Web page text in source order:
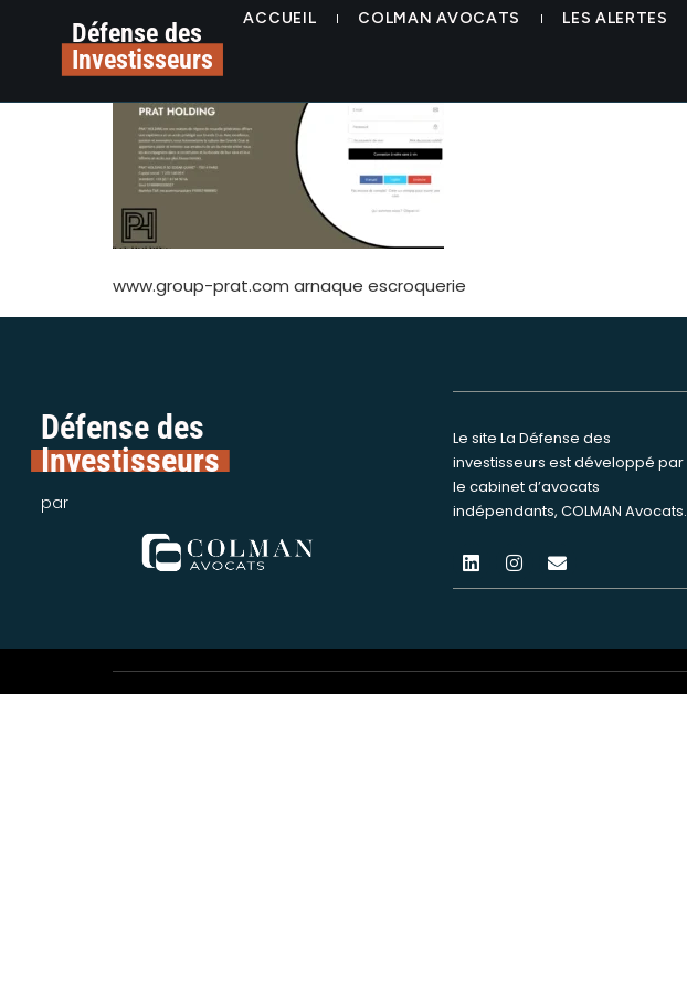
Défense des
Investisseurs
ACCUEIL COLMAN AVOCATS LES ALERTES
www.group-prat.com
www.group-prat.com arnaque escroquerie
Défense des
Investisseurs
par
Le site La Défense des
investisseurs est développé par
le cabinet d’avocats
indépendants, COLMAN Avocats.
Nous intervenons pour informer,
assister et représenter les
victimes d’escroqueries sur